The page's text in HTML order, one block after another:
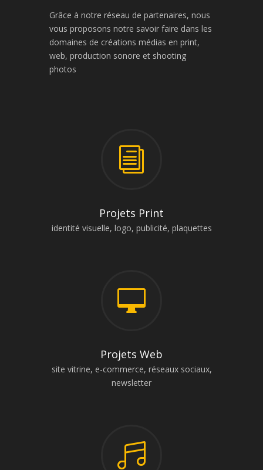
Grâce à notre réseau de partenaires, nous
vous proposons notre savoir faire dans les
domaines de créations médias en print,
web, production sonore et shooting
photos
i
Projets Print
identité visuelle, logo, publicité, plaquettes

Projets Web
site vitrine, e-commerce, réseaux sociaux,
newsletter
